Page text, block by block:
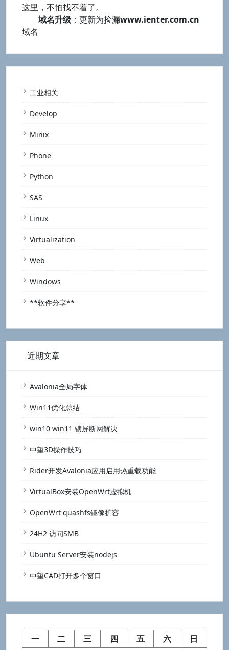
这里，不怕找不着了。
域名升级 ：更新为捡漏www.ienter.com.cn
域名
工业相关
Develop
Minix
Phone
Python
SAS
Linux
Virtualization
Web
Windows
**软件分享**
近期文章
Avalonia全局字体
Win11优化总结
win10 win11 锁屏断网解决
中望3D操作技巧
Rider开发Avalonia应用启用热重载功能
VirtualBox安装OpenWrt虚拟机
OpenWrt quashfs镜像扩容
24H2 访问SMB
Ubuntu Server安装nodejs
中望CAD打开多个窗口
一 二 三 四 五 六
日